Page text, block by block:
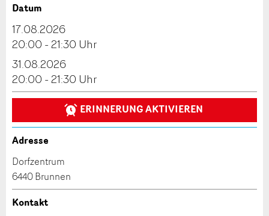
Anzeige beanstanden
Ihr Feedback wird sehr geschätzt!
Allgemeines Feedback
Anzeige nicht mehr gültig
Anzeige unvollständig
Anzeige weiterempfehlen
Empfehlen Sie diese Anzeige an Freunde weiter.
Reservation
Veranstaltungsdatum *:
Anzahl der Teilnehmer *:
Vorname / Nachname *:
Firma / Organisation:
Datum
17.08.2026
20:00 - 21:30 Uhr
31.08.2026
20:00 - 21:30 Uhr
ERINNERUNG AKTIVIEREN
Adresse
Dorfzentrum
6440 Brunnen
Kontakt